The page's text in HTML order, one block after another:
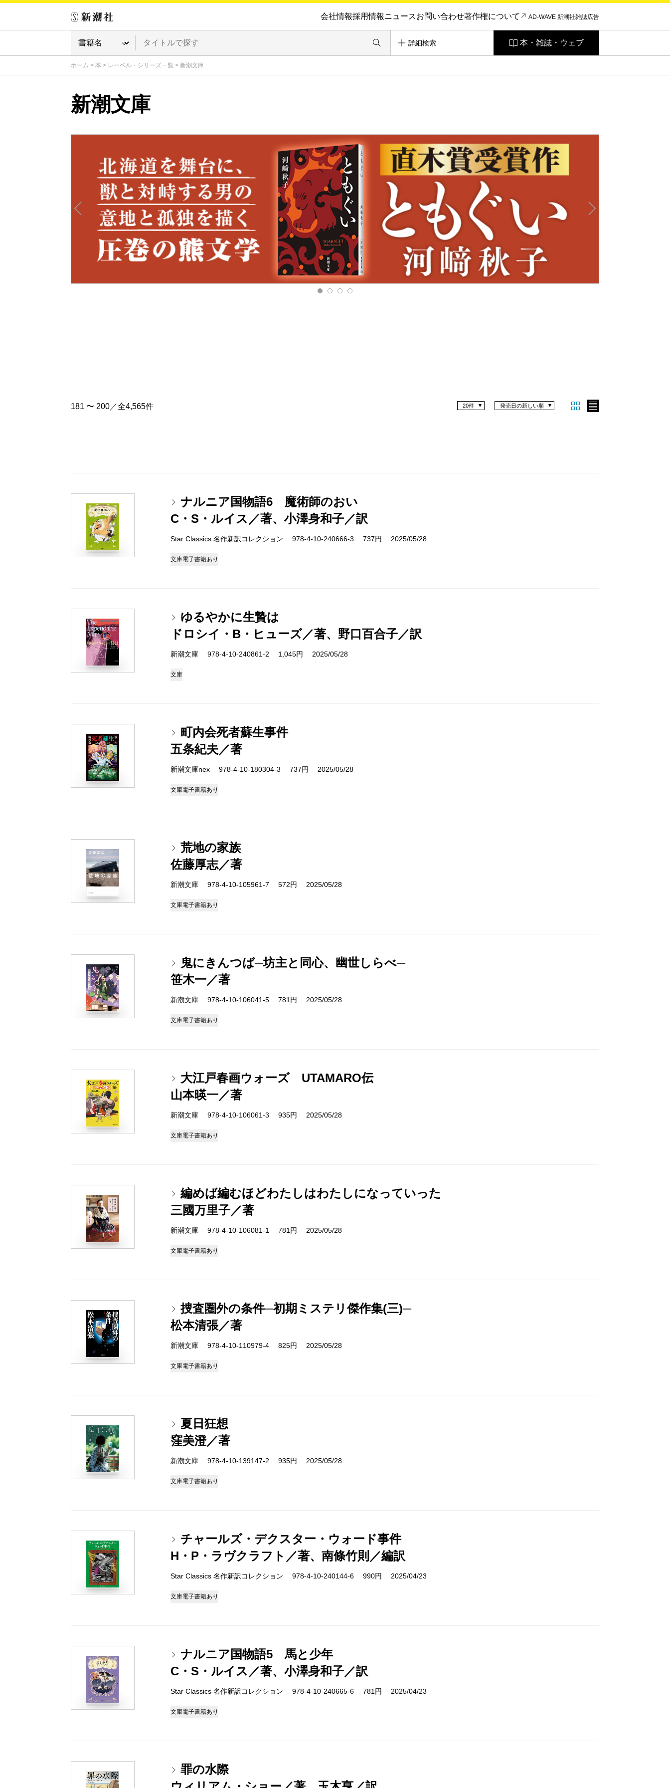
会社情報採用情報ニュースお問い合わせ著作権について AD-WAVE 新潮社雑誌広告
詳細検索 本・雑誌・ウェブ
ホーム > 本 > レーベル・シリーズ一覧 > 新潮文庫
新潮文庫
181 〜 200／全4,565件 発売日の新しい順
20件
ナルニア国物語6 魔術師のおい
C・S・ルイス／著、小澤身和子／訳
Star Classics 名作新訳コレクション 978-4-10-240666-3 737円 2025/05/28
文庫電子書籍あり
ゆるやかに生贄は
ドロシイ・B・ヒューズ／著、野口百合子／訳
新潮文庫 978-4-10-240861-2 1,045円 2025/05/28
文庫
町内会死者蘇生事件
五条紀夫／著
新潮文庫nex 978-4-10-180304-3 737円 2025/05/28
文庫電子書籍あり
荒地の家族
佐藤厚志／著
新潮文庫 978-4-10-105961-7 572円 2025/05/28
文庫電子書籍あり
鬼にきんつば─坊主と同心、幽世しらべ─
笹木一／著
新潮文庫 978-4-10-106041-5 781円 2025/05/28
文庫電子書籍あり
大江戸春画ウォーズ UTAMARO伝
山本暎一／著
新潮文庫 978-4-10-106061-3 935円 2025/05/28
文庫電子書籍あり
編めば編むほどわたしはわたしになっていった
三國万里子／著
新潮文庫 978-4-10-106081-1 781円 2025/05/28
文庫電子書籍あり
捜査圏外の条件─初期ミステリ傑作集(三)─
松本清張／著
新潮文庫 978-4-10-110979-4 825円 2025/05/28
文庫電子書籍あり
夏日狂想
窪美澄／著
新潮文庫 978-4-10-139147-2 935円 2025/05/28
文庫電子書籍あり
チャールズ・デクスター・ウォード事件
H・P・ラヴクラフト／著、南條竹則／編訳
Star Classics 名作新訳コレクション 978-4-10-240144-6 990円 2025/04/23
文庫電子書籍あり
ナルニア国物語5 馬と少年
C・S・ルイス／著、小澤身和子／訳
Star Classics 名作新訳コレクション 978-4-10-240665-6 781円 2025/04/23
文庫電子書籍あり
罪の水際